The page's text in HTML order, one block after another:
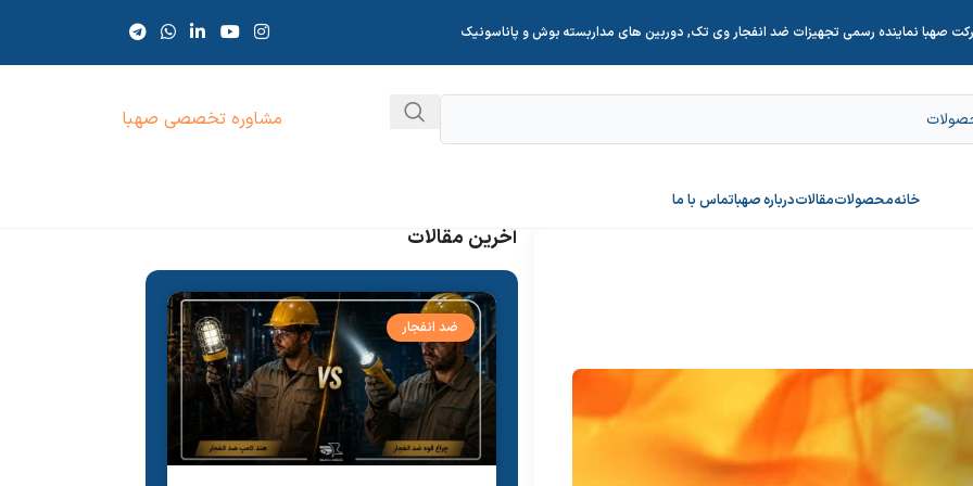
صهبا نماینده رسمی تجهیزات ضد انفجار وی تک, دوربین های مداربسته بوش و پاناسونیک
مشاوره تخصصی صهبا
خانهمحصولاتمقالاتدرباره صهباتماس با ما
آخرین مقالات
ضد انفجار